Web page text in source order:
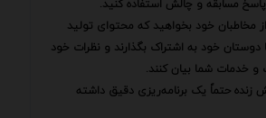
مسابقه و چالش استفاده کنید.
مخاطبان خود بخواهید که محتوای تولید
خود به اشتراک بگذارند و نظرات خود
و خدمات شما بیان کنند.
زنده حتماً یک برنامه‌ریزی دقیق داشته